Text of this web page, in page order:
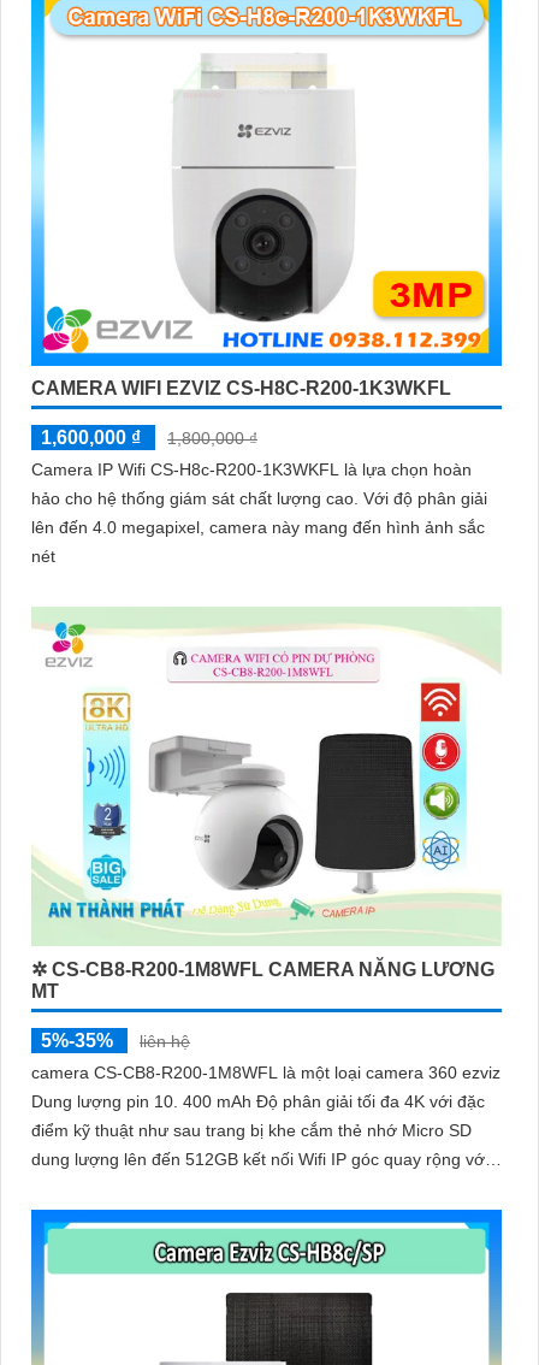
CAMERA WIFI EZVIZ CS-H8C-R200-1K3WKFL
1,600,000 ₫
1,800,000 ₫
Camera IP Wifi CS-H8c-R200-1K3WKFL là lựa chọn hoàn
hảo cho hệ thống giám sát chất lượng cao. Với độ phân giải
lên đến 4.0 megapixel, camera này mang đến hình ảnh sắc
nét
✲ CS-CB8-R200-1M8WFL CAMERA NĂNG LƯƠNG
MT
5%-35%
liên hệ
camera CS-CB8-R200-1M8WFL là một loại camera 360 ezviz
Dung lượng pin 10. 400 mAh Độ phân giải tối đa 4K với đặc
điểm kỹ thuật như sau trang bị khe cắm thẻ nhớ Micro SD
dung lượng lên đến 512GB kết nối Wifi IP góc quay rộng với